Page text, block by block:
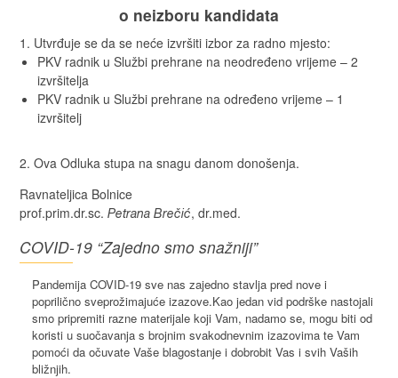
o neizboru kandidata
Utvrđuje se da se neće izvršiti izbor za radno mjesto:
PKV radnik u Službi prehrane na neodređeno vrijeme – 2
izvršitelja
PKV radnik u Službi prehrane na određeno vrijeme – 1
izvršitelj
Ova Odluka stupa na snagu danom donošenja.
Ravnateljica Bolnice
prof.prim.dr.sc.Petrana Brečić, dr.med.
COVID-19 “Zajedno smo snažniji”
Pandemija COVID-19 sve nas zajedno stavlja pred nove i
poprilično sveprožimajuće izazove.Kao jedan vid podrške nastojali
smo pripremiti razne materijale koji Vam, nadamo se, mogu biti od
koristi u suočavanja s brojnim svakodnevnim izazovima te Vam
pomoći da očuvate Vaše blagostanje i dobrobit Vas i svih Vaših
bližnjih.